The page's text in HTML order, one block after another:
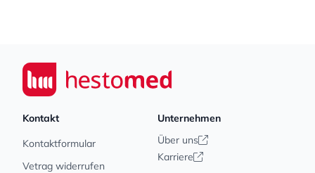
Seiwert GmbH
Kontakt
Kontaktformular
Vetrag widerrufen
Unternehmen
Über uns
Karriere